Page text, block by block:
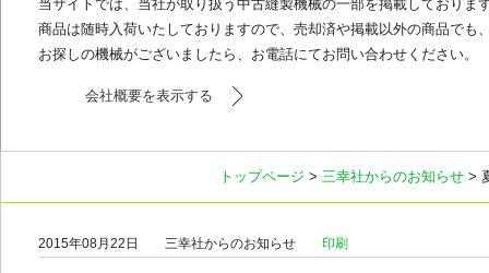
当サイトでは、当社が取り扱う中古縫製機械の一部を掲載しておりま
商品は随時入荷いたしておりますので、売却済や掲載以外の商品でも
お探しの機械がございましたら、お電話にてお問い合わせください。
会社概要を表示する
トップページ > 三幸社からのお知らせ >
2015年08月22日 三幸社からのお知らせ 印刷